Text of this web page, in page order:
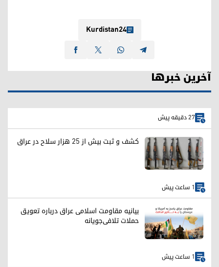
Kurdistan24
آخرین خبرها
27 دقیقه پیش
کشف و ثبت بیش از ۲۵ هزار سلاح در عراق
1 ساعت پیش
بیانیه مقاومت اسلامی عراق درباره تعویق
حملات تلافی‌جویانه
1 ساعت پیش